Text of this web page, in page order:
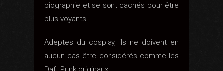
biographie et se sont cachés pour être
plus voyants.
Adeptes du cosplay, ils ne doivent en
aucun cas être considérés comme les
Daft Punk originaux.